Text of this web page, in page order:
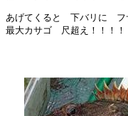
あげてくると　下バリに　
最大カサゴ　尺超え！！！！